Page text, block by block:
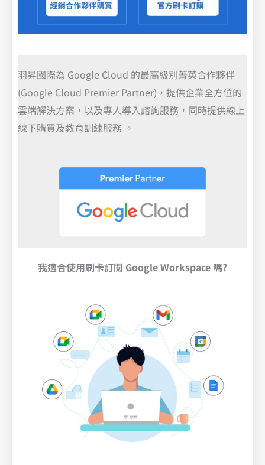
羽昇國際為 Google Cloud 的最高級別菁英合作夥伴
(Google Cloud Premier Partner)，提供企業全方位的
雲端解決方案，以及專人導入諮詢服務，同時提供線上
線下購買及教育訓練服務 。
我適合使用刷卡訂閱 Google Workspace 嗎?